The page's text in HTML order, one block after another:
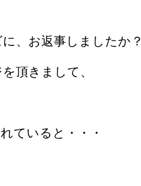
、お返事しましたか？
頂きまして、
ていると・・・